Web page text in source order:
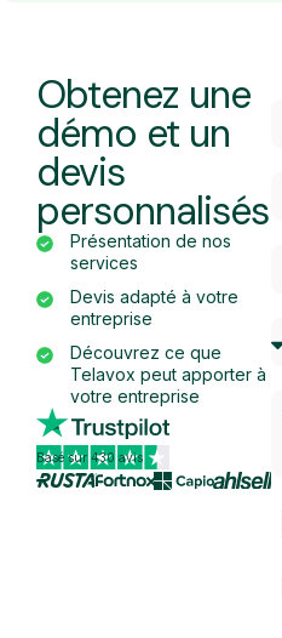
Obtenez une
démo et un
devis
personnalisés
Présentation de nos
services
Devis adapté à votre
entreprise
Découvrez ce que
Telavox peut apporter à
votre entreprise
Basé sur 430 avis